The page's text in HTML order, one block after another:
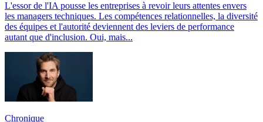
L'essor de l'IA pousse les entreprises à revoir leurs attentes envers
les managers techniques. Les compétences relationnelles, la diversité
des équipes et l'autorité deviennent des leviers de performance
autant que d'inclusion. Oui, mais...
Chronique